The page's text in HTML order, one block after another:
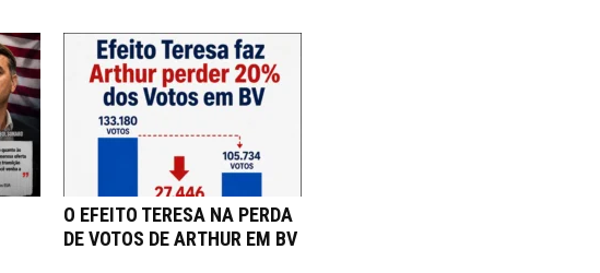
O EFEITO TERESA NA PERDA
DE VOTOS DE ARTHUR EM BV